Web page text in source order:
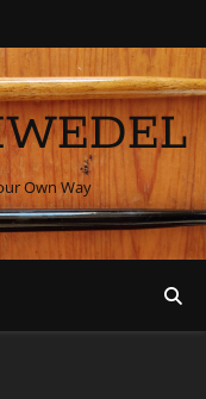
Own Way